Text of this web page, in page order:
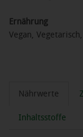
Ernährung
Vegan,
Nährwerte
Inhaltsstoffe